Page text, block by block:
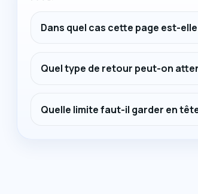
Dans quel cas cette page est-
Quel type de retour peut-on
Quelle limite faut-il garder en